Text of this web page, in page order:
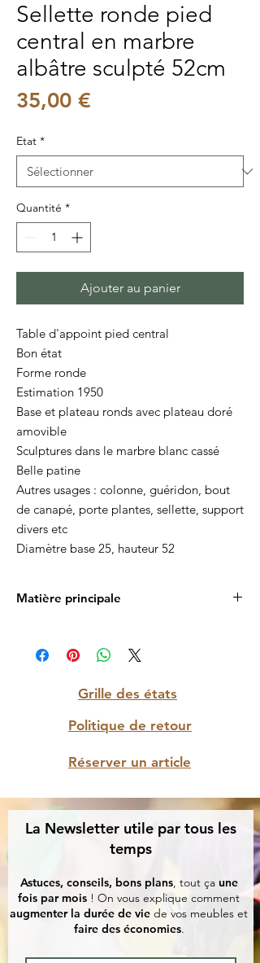
Sellette ronde pied
central en marbre
albâtre sculpté 52cm
35,00 €
Etat *
Quantité *
Ajouter au panier
Table d'appoint pied central
Bon état
Forme ronde
Estimation 1950
Base et plateau ronds avec plateau doré
amovible
Sculptures dans le marbre blanc cassé
Belle patine
Autres usages : colonne, guéridon, bout
de canapé, porte plantes, sellette, support
divers etc
Diamètre base 25, hauteur 52
Matière principale
Grille des états
Politique de retour
Réserver un article
La Newsletter utile par tous les
temps
Astuces, conseils, bons plans, tout ça une
fois par mois ! On vous explique comment
augmenter la durée de vie de vos meubles et
faire des économies.